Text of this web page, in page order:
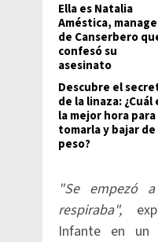
Ella es Natalia
Améstica,
de Canserbero
confesó su
asesinato
Descubre el
de la linaza: ¿Cuál
la mejor hora para
tomarla y bajar de
peso?
"Se empezó
respiraba",
Infante en un